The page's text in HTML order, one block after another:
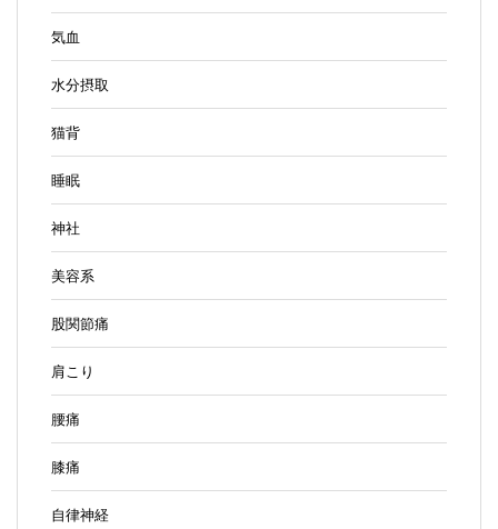
気血
水分摂取
猫背
睡眠
神社
美容系
股関節痛
肩こり
腰痛
膝痛
自律神経